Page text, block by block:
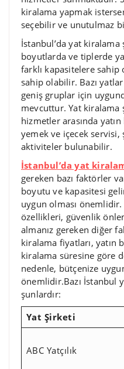
kiralama yapmak
seçebilir ve unutulmaz
İstanbul’da yat
boyutlarda ve tiplerde
farklı kapasitelere
sahip olabilir. Bazı
geniş gruplar için
mevcuttur. Yat
hizmetler arasında
yemek ve içecek servisi,
aktiviteler bulunabilir.
İstanbul’da yat
gereken bazı faktörler
boyutu ve kapasitesi
uygun olması önemlidir.
özellikleri, güvenlik
almanız gereken diğer
kiralama fiyatları, yatın
kiralama süresine göre
nedenle, bütçenize
önemlidir.Bazı İstanbul
şunlardır:
Yat Şirketi
ABC Yatçılık